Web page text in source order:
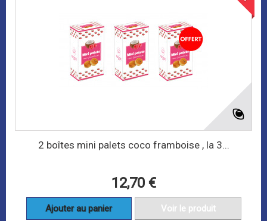
2 boîtes mini palets coco framboise , la 3...
12,70 €
Ajouter au panier Voir le produit